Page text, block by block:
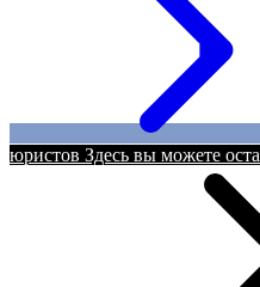
юристов Здесь вы можете